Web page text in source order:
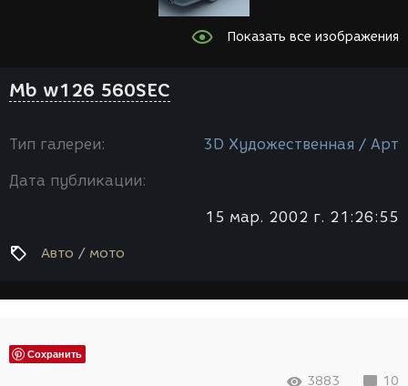
Показать все изображения
Mb w126 560SEC
Тип галереи: 3D Художественная / Арт
Дата публикации:
15 мар. 2002 г. 21:26:55
Авто / мото
Сохранить
3883 10